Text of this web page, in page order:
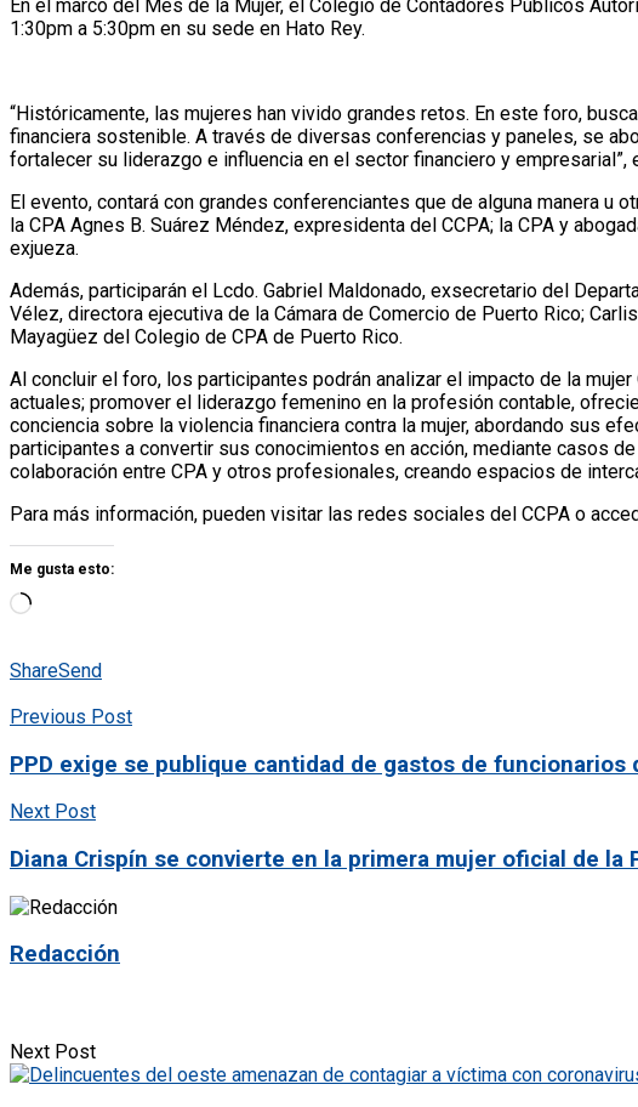
En el marco del Mes de la Mujer, el Colegio de Contadores Públicos
1:30pm a 5:30pm en su sede en Hato Rey.
“Históricamente, las mujeres han vivido grandes retos. En este foro,
financiera sostenible. A través de diversas conferencias y paneles, se
fortalecer su liderazgo e influencia en el sector financiero y empresarial”,
El evento, contará con grandes conferenciantes que de alguna manera u
la CPA Agnes B. Suárez Méndez, expresidenta del CCPA; la CPA y
exjueza.
Además, participarán el Lcdo. Gabriel Maldonado, exsecretario del
Vélez, directora ejecutiva de la Cámara de Comercio de Puerto Rico;
Mayagüez del Colegio de CPA de Puerto Rico.
Al concluir el foro, los participantes podrán analizar el impacto de la
actuales; promover el liderazgo femenino en la profesión contable,
conciencia sobre la violencia financiera contra la mujer, abordando sus
participantes a convertir sus conocimientos en acción, mediante casos
colaboración entre CPA y otros profesionales, creando espacios de
Para más información, pueden visitar las redes sociales del CCPA o
Me gusta esto:
ShareSend
Previous Post
PPD exige se publique cantidad de gastos de funcionarios
Next Post
Diana Crispín se convierte en la primera mujer oficial de la
Redacción
Next Post